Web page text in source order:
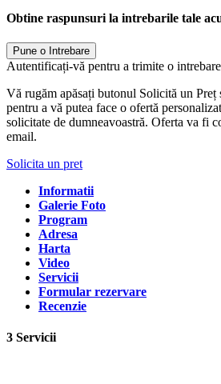
Obtine raspunsuri la intrebarile tale
Pune o Intrebare
Autentificați-vă pentru a trimite o
Vă rugăm apăsați butonul Solicită un
pentru a vă putea face o ofertă
solicitate de dumneavoastră. Oferta va fi
email.
Solicita un pret
Informatii
Galerie Foto
Program
Adresa
Harta
Video
Servicii
Formular rezervare
Recenzie
3 Servicii